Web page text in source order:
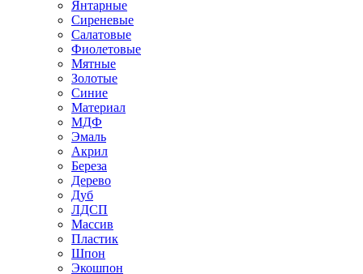
Янтарные
Сиреневые
Салатовые
Фиолетовые
Мятные
Золотые
Синие
Материал
МДФ
Эмаль
Акрил
Береза
Дерево
Дуб
ЛДСП
Массив
Пластик
Шпон
Экошпон